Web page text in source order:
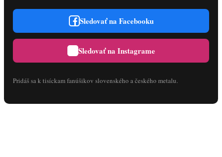
Sledovať na Facebooku
Sledovať na Instagrame
Pridáš sa k tisíckam fanúšikov slovenského a českého metalu.